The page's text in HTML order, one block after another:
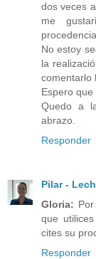
dos veces
me
No estoy
la
comentarlo
Espero que
Quedo a
abrazo.
Responder
Pilar -
Gloria:
que
cites su
Responder